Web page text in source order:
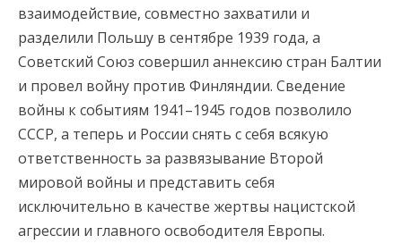
взаимодействие, совместно захватили и
разделили Польшу в сентябре 1939 года, а
Советский Союз совершил аннексию стран Балтии
и провел войну против Финляндии. Сведение
войны к событиям 1941–1945 годов позволило
СССР, а теперь и России снять с себя всякую
ответственность за развязывание Второй
мировой войны и представить себя
исключительно в качестве жертвы нацистской
агрессии и главного освободителя Европы.